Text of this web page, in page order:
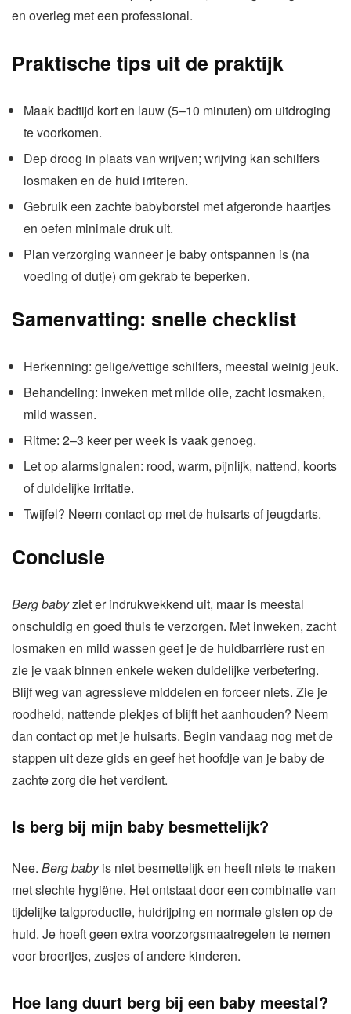
en overleg met een professional.
Praktische tips uit de praktijk
Maak badtijd kort en lauw (5–10 minuten) om uitdroging
te voorkomen.
Dep droog in plaats van wrijven; wrijving kan schilfers
losmaken en de huid irriteren.
Gebruik een zachte babyborstel met afgeronde haartjes
en oefen minimale druk uit.
Plan verzorging wanneer je baby ontspannen is (na
voeding of dutje) om gekrab te beperken.
Samenvatting: snelle checklist
Herkenning: gelige/vettige schilfers, meestal weinig jeuk.
Behandeling: inweken met milde olie, zacht losmaken,
mild wassen.
Ritme: 2–3 keer per week is vaak genoeg.
Let op alarmsignalen: rood, warm, pijnlijk, nattend, koorts
of duidelijke irritatie.
Twijfel? Neem contact op met de huisarts of jeugdarts.
Conclusie
Berg babyziet er indrukwekkend uit, maar is meestal
onschuldig en goed thuis te verzorgen. Met inweken, zacht
losmaken en mild wassen geef je de huidbarrière rust en
zie je vaak binnen enkele weken duidelijke verbetering.
Blijf weg van agressieve middelen en forceer niets. Zie je
roodheid, nattende plekjes of blijft het aanhouden? Neem
dan contact op met je huisarts. Begin vandaag nog met de
stappen uit deze gids en geef het hoofdje van je baby de
zachte zorg die het verdient.
Is berg bij mijn baby besmettelijk?
Nee. Berg babyis niet besmettelijk en heeft niets te maken
met slechte hygiëne. Het ontstaat door een combinatie van
tijdelijke talgproductie, huidrijping en normale gisten op de
huid. Je hoeft geen extra voorzorgsmaatregelen te nemen
voor broertjes, zusjes of andere kinderen.
Hoe lang duurt berg bij een baby meestal?